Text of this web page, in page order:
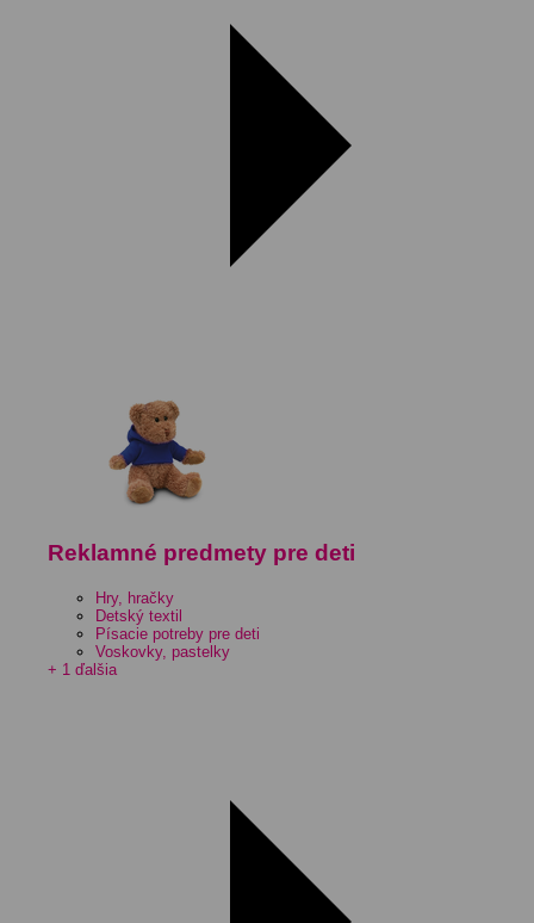
Reklamné predmety pre deti
Hry, hračky
Detský textil
Písacie potreby pre deti
Voskovky, pastelky
+ 1 ďalšia